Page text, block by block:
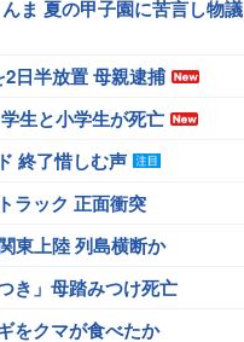
んま 夏の甲子園に苦言し物議
日半放置 母親逮捕
生と小学生が死亡
終了惜しむ声
ラック 正面衝突
東上陸 列島横断か
き」母踏みつけ死亡
をクマが食べたか